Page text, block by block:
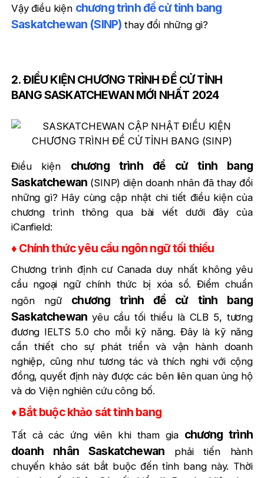
Vậy điều kiện chương trình đề cử tỉnh bang
Saskatchewan (SINP) thay đổi những gì?
2. ĐIỀU KIỆN CHƯƠNG TRÌNH ĐỀ CỬ TỈNH
BANG SASKATCHEWAN MỚI NHẤT 2024
Điều kiện chương trình đề cử tỉnh bang
Saskatchewan (SINP) diện doanh nhân đã thay đổi
những gì? Hãy cùng cập nhật chi tiết điều kiện của
chương trình thông qua bài viết dưới đây của
iCanfield:
♦ Chính thức yêu cầu ngôn ngữ tối thiểu
Chương trình định cư Canada duy nhất không yêu
cầu ngoại ngữ chính thức bị xóa sổ. Điểm chuẩn
ngôn ngữ chương trình đề cử tỉnh bang
Saskatchewan yêu cầu tối thiểu là CLB 5, tương
đương IELTS 5.0 cho mỗi kỹ năng. Đây là kỹ năng
cần thiết cho sự phát triển và vận hành doanh
nghiệp, cũng như tương tác và thích nghi với cộng
đồng, quyết định này được các bên liên quan ủng hộ
và do Viện nghiên cứu công bố.
♦ Bắt buộc khảo sát tỉnh bang
Tất cả các ứng viên khi tham gia chương trình
doanh nhân Saskatchewan phải tiến hành
chuyến khảo sát bắt buộc đến tỉnh bang này. Thời